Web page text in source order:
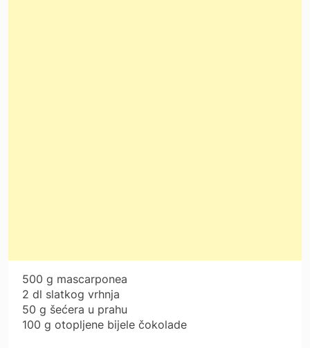
500 g mascarponea
2 dl slatkog vrhnja
50 g šećera u prahu
100 g otopljene bijele čokolade